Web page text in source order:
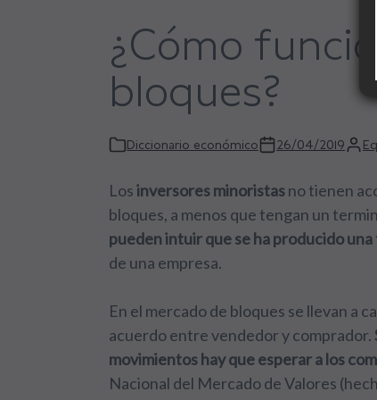
¿Cómo
bloques?
Diccionario económico 26/04/2019
Losinversores minoristasno tienen
bloques, a menos que tengan un
pueden intuir que se ha producido
de una empresa.
En el mercado de bloques se llevan a
acuerdo entre vendedor y comprador.
movimientos hay que esperar a los
Nacional del Mercado de Valores